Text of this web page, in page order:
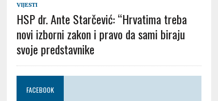
VIJESTI
HSP dr. Ante Starčević: “Hrvatima treba
novi izborni zakon i pravo da sami biraju
svoje predstavnike
FACEBOOK